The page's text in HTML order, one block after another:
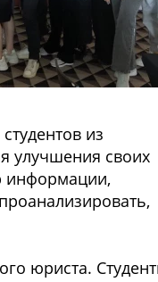
из
улучшения своих
информации,
юриста.